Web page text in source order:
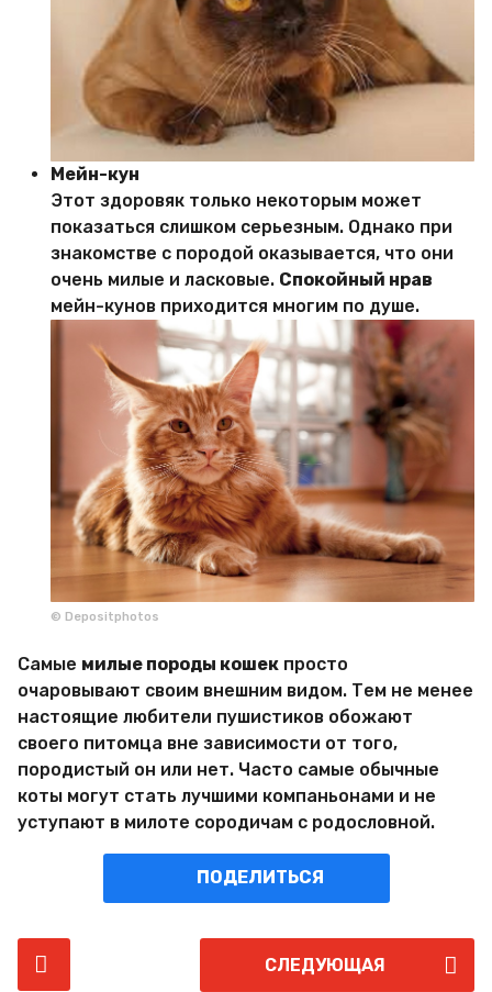
Мейн-кун
Этот здоровяк только некоторым может
показаться слишком серьезным. Однако при
знакомстве с породой оказывается, что они
очень милые и ласковые. Спокойный нрав
мейн-кунов приходится многим по душе.
© Depositphotos
Самые милые породы кошек просто
очаровывают своим внешним видом. Тем не менее
настоящие любители пушистиков обожают
своего питомца вне зависимости от того,
породистый он или нет. Часто самые обычные
коты могут стать лучшими компаньонами и не
уступают в милоте сородичам с родословной.
ПОДЕЛИТЬСЯ
o
СЛЕДУЮЩАЯ